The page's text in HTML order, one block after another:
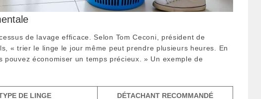
de lavage efficace. Selon Tom Ceconi, président de
« trier le linge le jour même peut prendre plusieurs heures. En
pouvez économiser un temps précieux. » Un exemple de
DE LINGE DÉTACHANT RECOMMANDÉ